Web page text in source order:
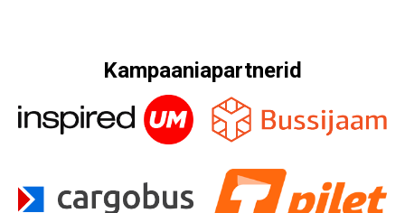
Kampaaniapartnerid